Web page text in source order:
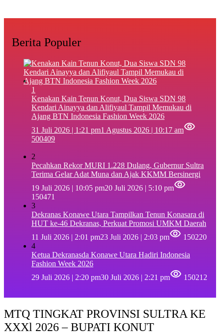
Berita Populer
1
‎Kenakan Kain Tenun Konut, Dua Siswa SDN 98
Kendari Ainayya dan Alifiyaul Tampil Memukau di
Ajang BTN Indonesia Fashion Week 2026
31 Juli 2026 | 1:21 pm1 Agustus 2026 | 10:17 am
500409
2
Pecahkan Rekor MURI 1.228 Dulang, Gubernur Sultra
Terima Gelar Adat Muna dan Ajak KKMM Bersinergi
19 Juli 2026 | 10:05 pm20 Juli 2026 | 5:10 pm
150471
3
Dekranas Konawe Utara Tampilkan Tenun Konasara di
HUT ke-46 Dekranas, Perkuat Promosi UMKM Daerah
11 Juli 2026 | 2:01 pm23 Juli 2026 | 2:03 pm
150220
4
Ketua Dekranasda Konawe Utara Hadiri Indonesia
Fashion Week 2026
29 Juli 2026 | 2:20 pm30 Juli 2026 | 2:21 pm 150212
MTQ TINGKAT PROVINSI SULTRA KE
XXXl 2026 – BUPATI KONUT